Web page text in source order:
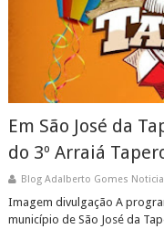
Em São José da
do 3º Arraiá
Blog Adalberto Gomes
Imagem divulgação A
município de São José da